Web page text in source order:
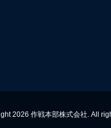
2026 作戦本部株式会社. All